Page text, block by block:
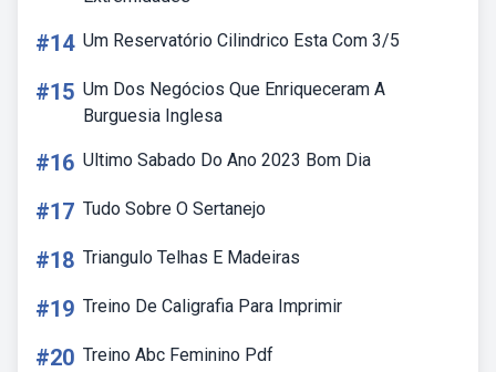
#14 Um Reservatório Cilindrico Esta Com 3/5
#15 Um Dos Negócios Que Enriqueceram A
Burguesia Inglesa
#16 Ultimo Sabado Do Ano 2023 Bom Dia
#17 Tudo Sobre O Sertanejo
#18 Triangulo Telhas E Madeiras
#19 Treino De Caligrafia Para Imprimir
#20 Treino Abc Feminino Pdf